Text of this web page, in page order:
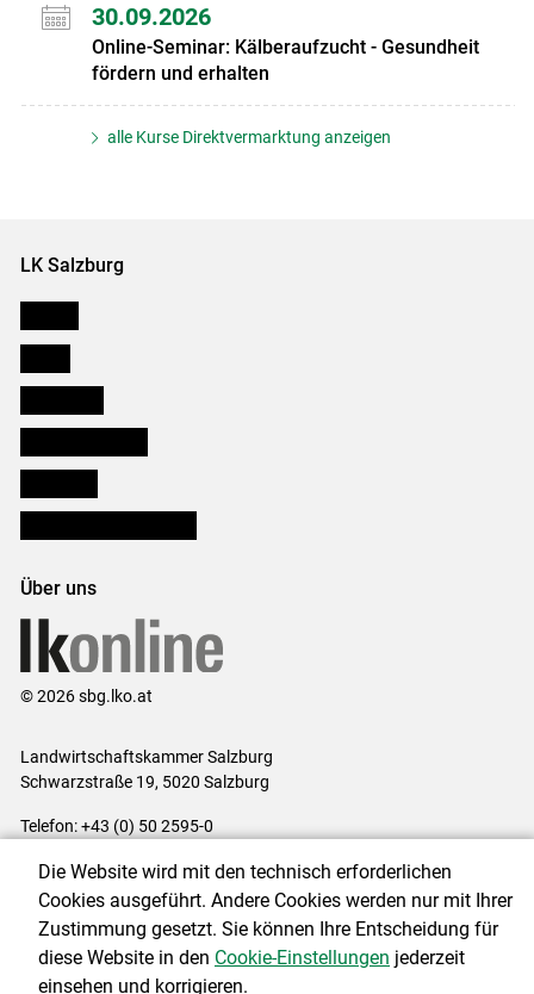
30.09.2026
Online-Seminar: Kälberaufzucht - Gesundheit
fördern und erhalten
alle Kurse Direktvermarktung anzeigen
LK Salzburg
Über uns
© 2026 sbg.lko.at
Landwirtschaftskammer Salzburg
Schwarzstraße 19, 5020 Salzburg
Telefon: +43 (0) 50 2595-0
Impressum|Kontakt|Datenschutzerklärung|Barrierefreiheit|
Cookie-Einstellungen
Die Website wird mit den technisch erforderlichen
Cookies ausgeführt. Andere Cookies werden nur mit Ihrer
Zustimmung gesetzt. Sie können Ihre Entscheidung für
diese Website in den Cookie-Einstellungen jederzeit
einsehen und korrigieren.